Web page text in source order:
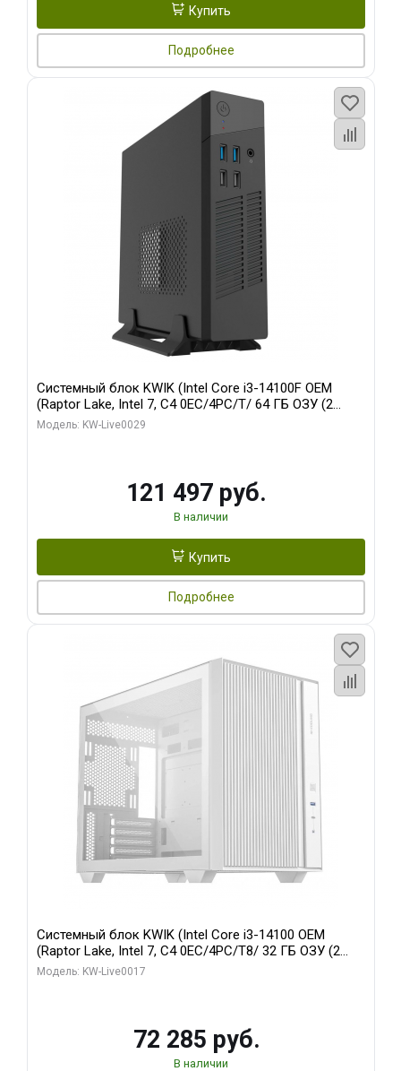
Купить
Подробнее
Системный блок KWIK (Intel Core i3-14100F OEM
(Raptor Lake, Intel 7, C4 0EC/4PC/T/ 64 ГБ ОЗУ (2
модуля)/ MSI RTX5060Ti SHADOW 2X OC PLUS 8GB
Модель: KW-Live0029
121 497 руб.
В наличии
Купить
Подробнее
Системный блок KWIK (Intel Core i3-14100 OEM
(Raptor Lake, Intel 7, C4 0EC/4PC/T8/ 32 ГБ ОЗУ (2
модуля)/ Gigabyte Arc A310 WINDFORCE 4GB GDDR6
Модель: KW-Live0017
72 285 руб.
В наличии